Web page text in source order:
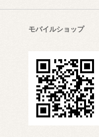
モバイルショップ